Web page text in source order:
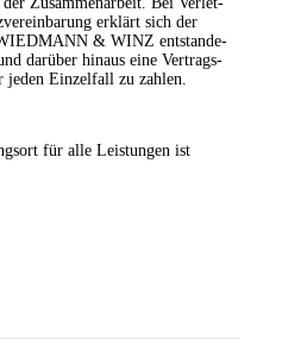
erklärt sich der
& WINZ ent­stan­de­
dar­über hin­aus eine Ver­trags­
Ein­zel­fall zu zahlen.
für alle Leis­tun­gen ist